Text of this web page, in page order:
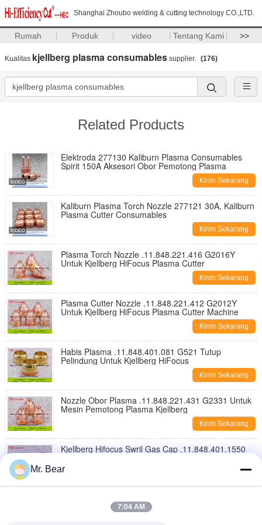
Shanghai Zhoubo welding & cutting technology CO.,LTD.
Rumah Produk video Tentang Kami >>
Kualitas kjellberg plasma consumables supplier. (176)
Related Products
Elektroda 277130 Kaliburn Plasma Consumables
Spirit 150A Aksesori Obor Pemotong Plasma
Kirim Sekarang
Kaliburn Plasma Torch Nozzle 277121 30A, Kaliburn
Plasma Cutter Consumables
Kirim Sekarang
Plasma Torch Nozzle .11.848.221.416 G2016Y
Untuk Kjellberg HiFocus Plasma Cutter
Kirim Sekarang
Plasma Cutter Nozzle .11.848.221.412 G2012Y
Untuk Kjellberg HiFocus Plasma Cutter Machine
Kirim Sekarang
Habis Plasma .11.848.401.081 G521 Tutup
Pelindung Untuk Kjellberg HiFocus
Kirim Sekarang
Nozzle Obor Plasma .11.848.221.431 G2331 Untuk
Mesin Pemotong Plasma Kjellberg
Kirim Sekarang
Kjellberg Hifocus Swril Gas Cap .11.848.401.1550
Kirim Sekarang
G4035 Untuk Mesin Pemotong Plasma Konsumabel
Mr. Bear
7:04 AM